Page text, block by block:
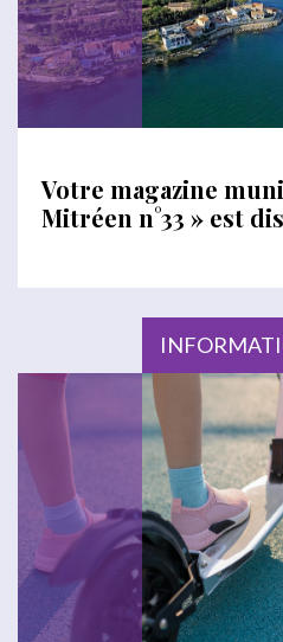
Votre magazine
Mitréen n°33 » est